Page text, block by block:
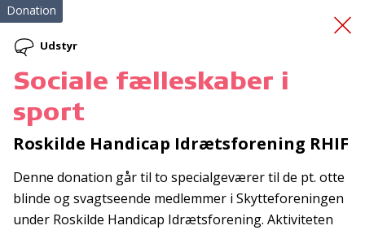
Donation
Udstyr
Sociale fælleskaber i
sport
Roskilde Handicap Idrætsforening RHIF
Denne donation går til to specialgeværer til de pt. otte
blinde og svagtseende medlemmer i Skytteforeningen
under Roskilde Handicap Idrætsforening. Aktiviteten